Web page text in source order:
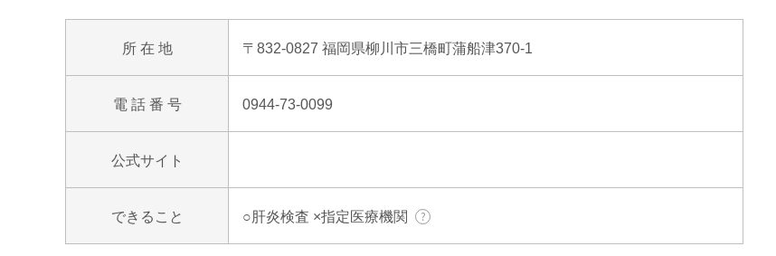
所 在 地 〒832-0827 福岡県柳川市三橋町蒲船津370-1
電 話 番 号 0944-73-0099
公式サイト
できること ○肝炎検査 ×指定医療機関